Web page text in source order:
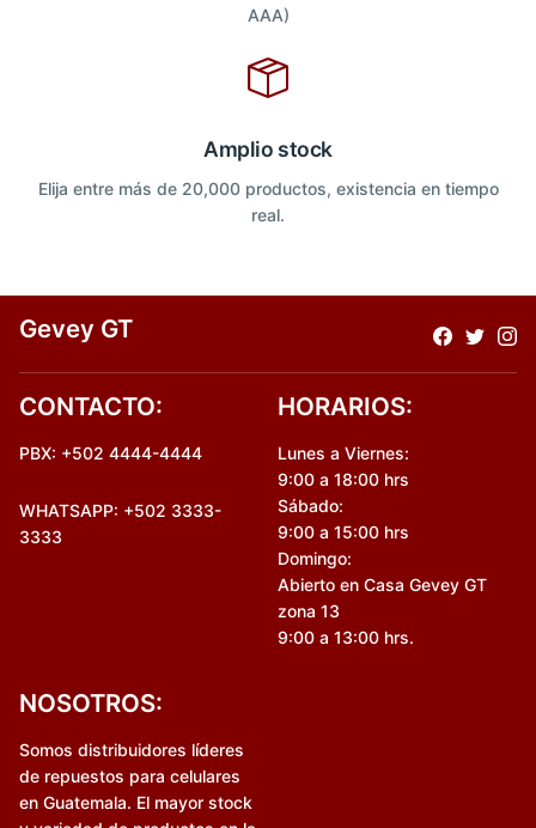
AAA)
Amplio stock
Elija entre más de 20,000 productos, existencia en tiempo
real.
Gevey GT
CONTACTO:
PBX: +502 4444-4444
WHATSAPP: +502 3333-
3333
HORARIOS:
Lunes a Viernes:
9:00 a 18:00 hrs
Sábado:
9:00 a 15:00 hrs
Domingo:
Abierto en Casa Gevey GT
zona 13
9:00 a 13:00 hrs.
NOSOTROS:
Somos distribuidores líderes
de repuestos para celulares
en Guatemala. El mayor stock